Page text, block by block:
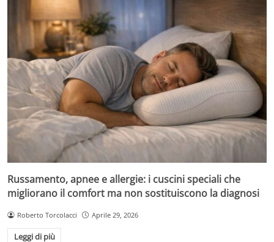
Russamento, apnee e allergie: i cuscini speciali che
migliorano il comfort ma non sostituiscono la diagnosi
Roberto Torcolacci Aprile 29, 2026
Leggi di più